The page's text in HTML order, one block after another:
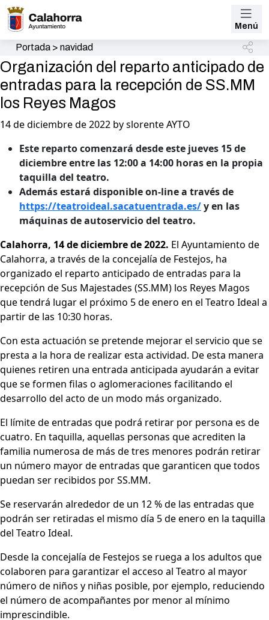
Menú
Portada> navidad
Organización del reparto anticipado de
entradas para la recepción de SS.MM
los Reyes Magos
14 de diciembre de 2022 by slorente AYTO
Este reparto comenzará desde este jueves 15 de
diciembre entre las 12:00 a 14:00 horas en la propia
taquilla del teatro.
Además estará disponible on-line a través de
https://teatroideal.sacatuentrada.es/y en las
máquinas de autoservicio del teatro.
Calahorra, 14 de diciembre de 2022. El Ayuntamiento de
Calahorra, a través de la concejalía de Festejos, ha
organizado el reparto anticipado de entradas para la
recepción de Sus Majestades (SS.MM) los Reyes Magos
que tendrá lugar el próximo 5 de enero en el Teatro Ideal a
partir de las 10:30 horas.
Con esta actuación se pretende mejorar el servicio que se
presta a la hora de realizar esta actividad. De esta manera
quienes retiren una entrada anticipada ayudarán a evitar
que se formen filas o aglomeraciones facilitando el
desarrollo del acto de un modo más organizado.
El límite de entradas que podrá retirar por persona es de
cuatro. En taquilla, aquellas personas que acrediten la
familia numerosa de más de tres menores podrán retirar
un número mayor de entradas que garanticen que todos
puedan ser recibidos por SS.MM.
Se reservarán alrededor de un 12 % de las entradas que
podrán ser retiradas el mismo día 5 de enero en la taquilla
del Teatro Ideal.
Desde la concejalía de Festejos se ruega a los adultos que
colaboren para garantizar el acceso al Teatro al mayor
número de niños y niñas posible, por ejemplo, reduciendo
el número de acompañantes por menor al mínimo
imprescindible.